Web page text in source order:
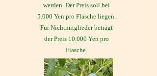
werden. Der Preis soll bei
5.000 Yen pro Flasche liegen.
Für Nichtmitglieder beträgt
der Preis 10.000 Yen pro
Flasche.